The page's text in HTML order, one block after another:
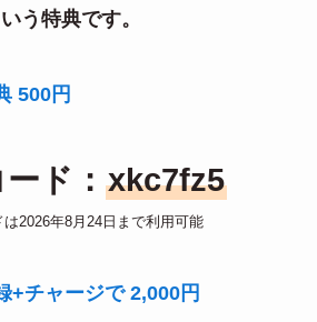
う特典です。
500円
ド： xkc7fz5
は2026年8月24日まで利用可能
+チャージで 2,000円